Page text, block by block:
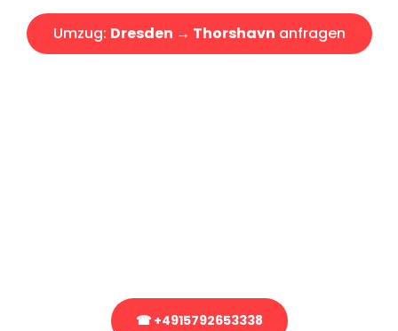
Umzug: Dresden → Thorshavn anfragen
☎ +4915792653338